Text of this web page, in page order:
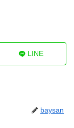
LINE
baysan